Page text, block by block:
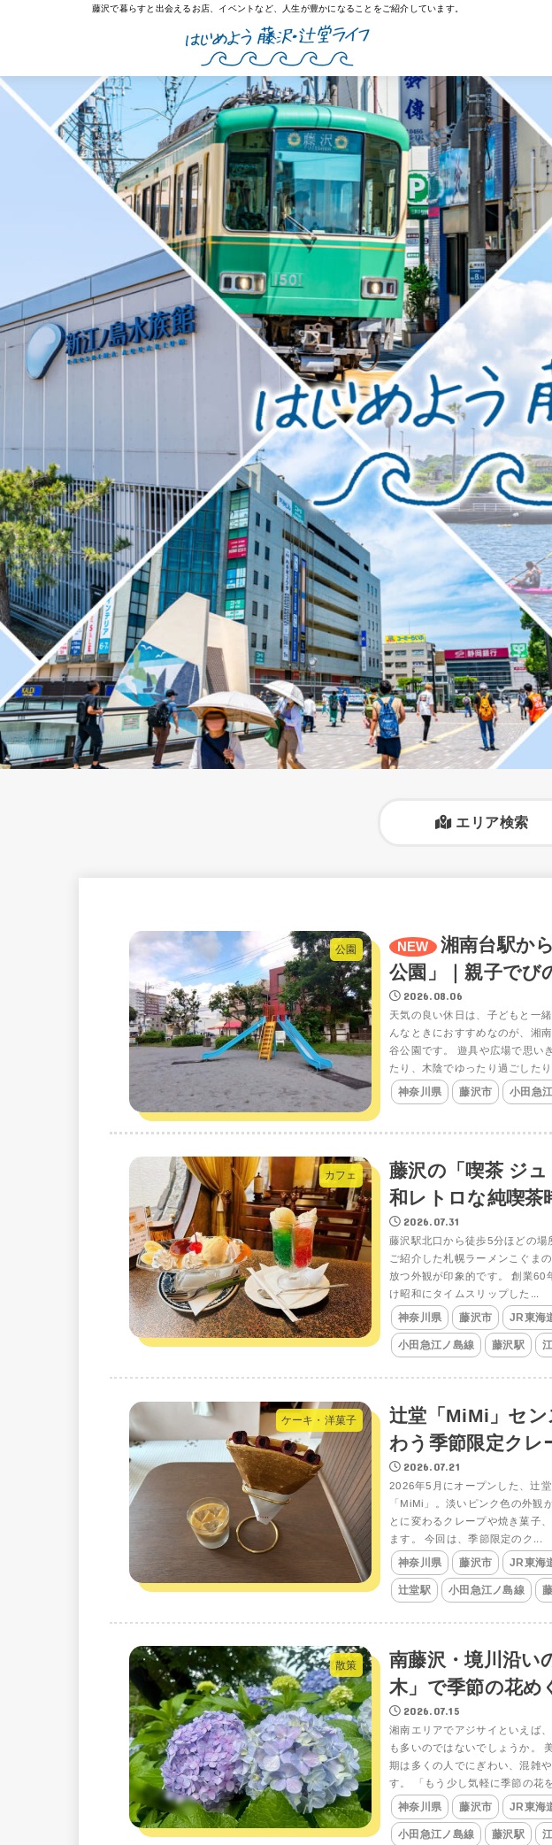
藤沢で暮らすと出会えるお店、イベントなど、人生が豊かになることをご紹介しています。
エリア検索
公園
湘南台駅か
公園」｜親子でび
2026.08.06
天気の良い休日は、子どもと一
んなときにおすすめなのが、湘
谷公園です。 遊具や広場で思い
たり、木陰でゆったり過ごした
神奈川県 藤沢市 小田急
カフェ
藤沢の「喫茶 ジ
和レトロな純喫茶
2026.07.31
藤沢駅北口から徒歩5分ほどの
ご紹介した札幌ラーメンこぐま
放つ外観が印象的です。 創業60
け昭和にタイムスリップした...
神奈川県 藤沢市 JR東海
小田急江ノ島線 藤沢駅
ケーキ・洋菓子
辻堂「MiMi」セ
わう季節限定クレ
2026.07.21
2026年5月にオープンした、辻
「MiMi」。淡いピンク色の外観
とに変わるクレープや焼き菓子
ます。 今回は、季節限定のク...
神奈川県 藤沢市 JR東海
辻堂駅 小田急江ノ島線
散策
南藤沢・境川沿い
木」で季節の花め
2026.07.15
湘南エリアでアジサイといえば
も多いのではないでしょうか。
期は多くの人でにぎわい、混雑
す。 「もう少し気軽に季節の花
神奈川県 藤沢市 JR東海
小田急江ノ島線 藤沢駅